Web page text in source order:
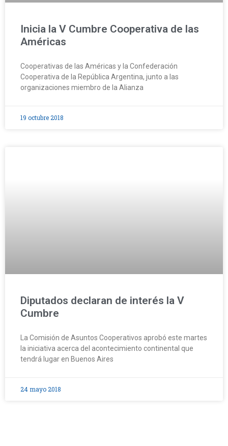
Inicia la V Cumbre Cooperativa de las
Américas
Cooperativas de las Américas y la Confederación
Cooperativa de la República Argentina, junto a las
organizaciones miembro de la Alianza
19 octubre 2018
Diputados declaran de interés la V
Cumbre
La Comisión de Asuntos Cooperativos aprobó este martes
la iniciativa acerca del acontecimiento continental que
tendrá lugar en Buenos Aires
24 mayo 2018